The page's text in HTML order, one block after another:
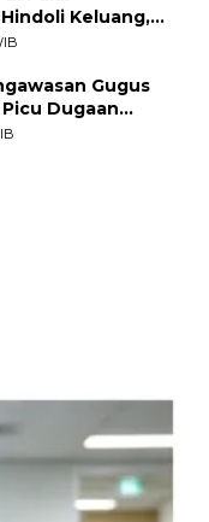
Keluang,
Kematian
Gugus
Dugaan
Bale-Bale di